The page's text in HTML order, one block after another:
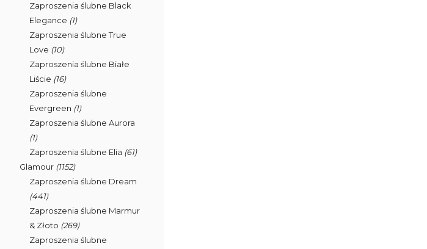
Zaproszenia ślubne Black
Elegance (1)
Zaproszenia ślubne True
Love (10)
Zaproszenia ślubne Białe
Liście (16)
Zaproszenia ślubne
Evergreen (1)
Zaproszenia ślubne Aurora
(1)
Zaproszenia ślubne Elia (61)
Glamour (1152)
Zaproszenia ślubne Dream
(441)
Zaproszenia ślubne Marmur
& Złoto (269)
Zaproszenia ślubne